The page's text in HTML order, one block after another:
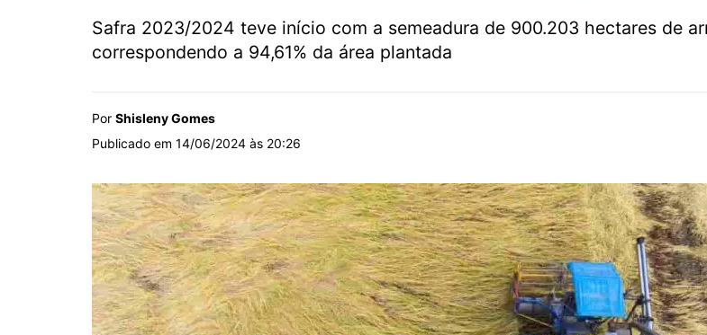
Safra 2023/2024 teve início com a semeadura de 900.203 hectares de
correspondendo a 94,61% da área plantada
Por Shisleny Gomes
Publicado em 14/06/2024 às 20:26